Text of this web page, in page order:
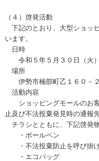
（４）啓発活動
下記のとおり、大型ショッ
います。
日時
令和５年５月３０日（火
場所
伊勢市楠部町乙１６０－
活動内容
ショッピングモールのお客
止及び不法投棄発見時の通報
チラシとともに、下記啓発
・ボールペン
・不法投棄防止を呼び掛け
・エコバッグ